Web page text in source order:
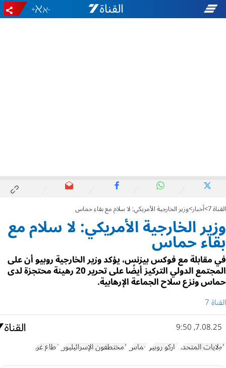
-
+
القناة 7 أخبار وزير الخارجية الأمريكي: لا سلام مع بقاء حماس
وزير الخارجية الأمريكي: لا سلام مع
بقاء حماس
في مقابلة مع فوكس بيزنس، يؤكد وزير الخارجية روبيو أن على
المجتمع الدولي التركيز أيضًا على تحرير 20 رهينة محتجزة لدى
حماس ونزع سلاح الجماعة الإرهابية.
القناة 7
7.08.25, 9:50
الولايات المتحدة ماركو روبيو حماسالمختطفون الإسرائيليونقطاع غزة